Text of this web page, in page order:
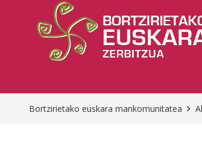
Bortzirietako euskara mankomunitatea